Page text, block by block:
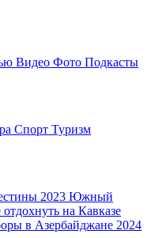
Видео Фото Подкасты
Спорт Туризм
2023 Южный
отдохнуть на Кавказе
в Азербайджане 2024